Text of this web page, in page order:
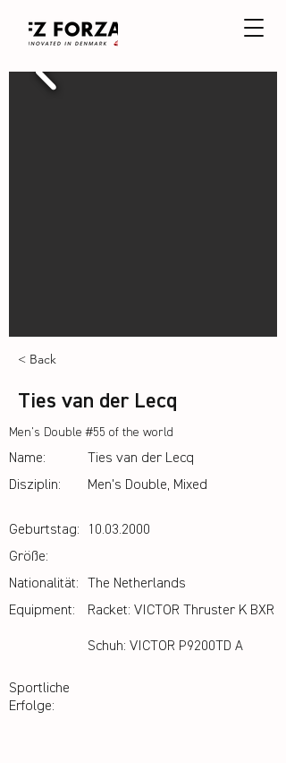
< Back
Ties van der Lecq
Men's Double #55 of the world
Name:
Disziplin:
Geburtstag:
Größe:
Nationalität:
Equipment:
Sportliche
Erfolge:
Ties van der Lecq
Men's Double, Mixed
10.03.2000
The Netherlands
Racket: VICTOR Thruster K BXR
Schuh: VICTOR P9200TD A